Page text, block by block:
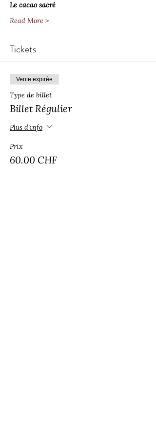
Le cacao sacré
Read More >
Tickets
Vente expirée
Type de billet
Billet Régulier
Plus d'info
Prix
60.00 CHF